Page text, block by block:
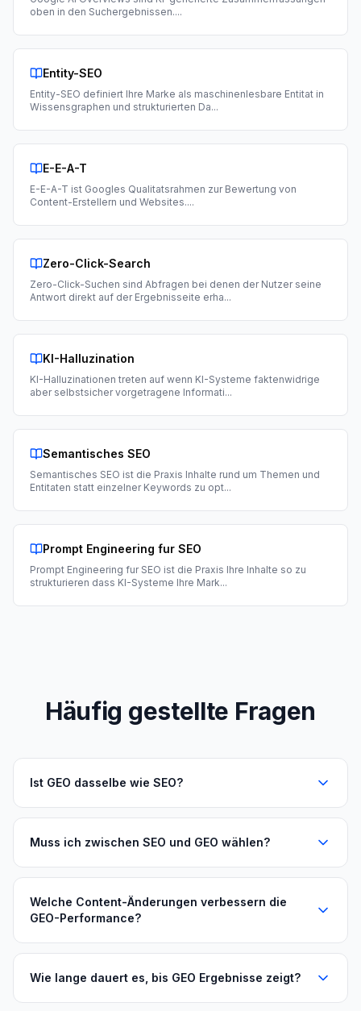
oben in den Suchergebnissen....
Entity-SEO
Entity-SEO definiert Ihre Marke als maschinenlesbare Entitat in
Wissensgraphen und strukturierten Da...
E-E-A-T
E-E-A-T ist Googles Qualitatsrahmen zur Bewertung von
Content-Erstellern und Websites....
Zero-Click-Search
Zero-Click-Suchen sind Abfragen bei denen der Nutzer seine
Antwort direkt auf der Ergebnisseite erha...
KI-Halluzination
KI-Halluzinationen treten auf wenn KI-Systeme faktenwidrige
aber selbstsicher vorgetragene Informati...
Semantisches SEO
Semantisches SEO ist die Praxis Inhalte rund um Themen und
Entitaten statt einzelner Keywords zu opt...
Prompt Engineering fur SEO
Prompt Engineering fur SEO ist die Praxis Ihre Inhalte so zu
strukturieren dass KI-Systeme Ihre Mark...
Häufig gestellte Fragen
Ist GEO dasselbe wie SEO?
Muss ich zwischen SEO und GEO wählen?
Welche Content-Änderungen verbessern die
GEO-Performance?
Wie lange dauert es, bis GEO Ergebnisse zeigt?